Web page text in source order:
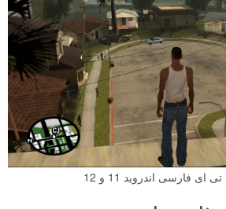
ای فارسی اندروید 11 و 12